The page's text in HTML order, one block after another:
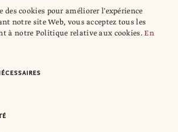
cookies pour améliorer l'expérience
notre site Web, vous acceptez tous les
à notre Politique relative aux cookies.En